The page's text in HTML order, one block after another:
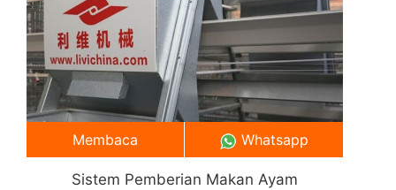
Sistem Pemberian Makan Ayam
Membaca Whatsapp